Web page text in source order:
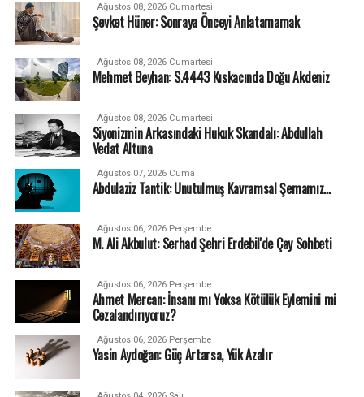
Ağustos 08, 2026 Cumartesi
Şevket Hüner: Sonraya Önceyi Anlatamamak
Ağustos 08, 2026 Cumartesi
Mehmet Beyhan: S.4443 Kıskacında Doğu Akdeniz
Ağustos 08, 2026 Cumartesi
Siyonizmin Arkasındaki Hukuk Skandalı: Abdullah
Vedat Altuna
Ağustos 07, 2026 Cuma
Abdulaziz Tantik: Unutulmuş Kavramsal Şemamız…
Ağustos 06, 2026 Perşembe
M. Ali Akbulut: Serhad Şehri Erdebil'de Çay Sohbeti
Ağustos 06, 2026 Perşembe
Ahmet Mercan: İnsanı mı Yoksa Kötülük Eylemini mi
Cezalandırıyoruz?
Ağustos 06, 2026 Perşembe
Yasin Aydoğan: Güç Artarsa, Yük Azalır